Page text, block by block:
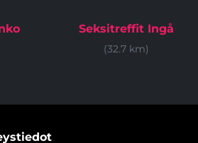
Seksitreffit Ingå
(32.7 km)